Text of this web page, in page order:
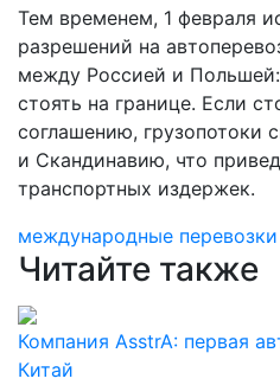
Тем временем, 1 февраля
разрешений на
между Россией и
стоять на границе. Если
соглашению, грузопотоки
и Скандинавию, что
транспортных издержек.
международные перевозки
Читайте также
Компания AsstrA: первая
Китай